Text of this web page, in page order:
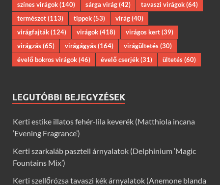
színes virágok(140) sárga virág(42) tavaszi virágok(64)
természet(113) tippek(53) virág(40)
virágfajták(124) virágok(418) virágos kert(39)
virágzás(65) virágágyás(164) virágültetés(30)
évelő bokros virágok(46) évelő cserjék(31) ültetés(60)
LEGUTÓBBI BEJEGYZÉSEK
Kerti estike illatos fehér-lila keverék (Matthiola incana
‘Evening Fragrance’)
Kerti szarkaláb pasztell árnyalatok (Delphinium ‘Magic
Fountains Mix’)
Kerti szellőrózsa tavaszi kék árnyalatok (Anemone blanda